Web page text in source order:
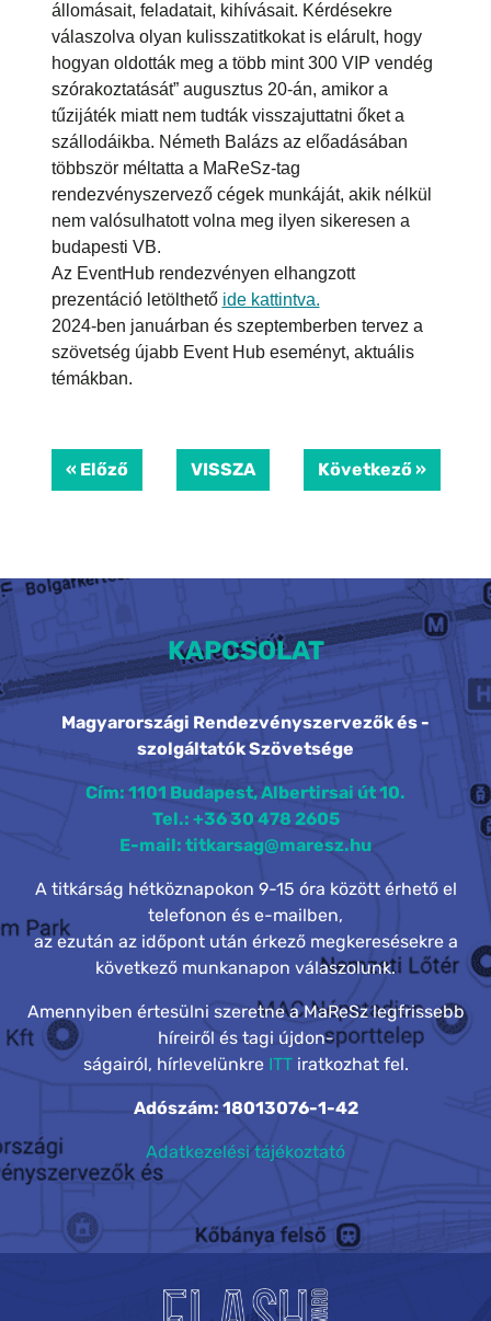
állomásait, feladatait, kihívásait. Kérdésekre
válaszolva olyan kulisszatitkokat is elárult, hogy
hogyan oldották meg a több mint 300 VIP vendég
szórakoztatását” augusztus 20-án, amikor a
tűzijáték miatt nem tudták visszajuttatni őket a
szállodáikba. Németh Balázs az előadásában
többször méltatta a MaReSz-tag
rendezvényszervező cégek munkáját, akik nélkül
nem valósulhatott volna meg ilyen sikeresen a
budapesti VB.
Az EventHub rendezvényen elhangzott
prezentáció letölthető ide kattintva.
2024-ben januárban és szeptemberben tervez a
szövetség újabb Event Hub eseményt, aktuális
témákban.
« Előző VISSZA Következő »
KAPCSOLAT
Magyarországi Rendezvényszervezők és -
szolgáltatók Szövetsége
Cím: 1101 Budapest, Albertirsai út 10.
Tel.: +36 30 478 2605
E-mail: titkarsag@maresz.hu
A titkárság hétköznapokon 9-15 óra között érhető el
telefonon és e-mailben,
az ezután az időpont után érkező megkeresésekre a
következő munkanapon válaszolunk.
Amennyiben értesülni szeretne a MaReSz legfrissebb
híreiről és tagi újdon-
ságairól, hírlevelünkre ITTiratkozhat fel.
Adószám: 18013076-1-42
Adatkezelési tájékoztató